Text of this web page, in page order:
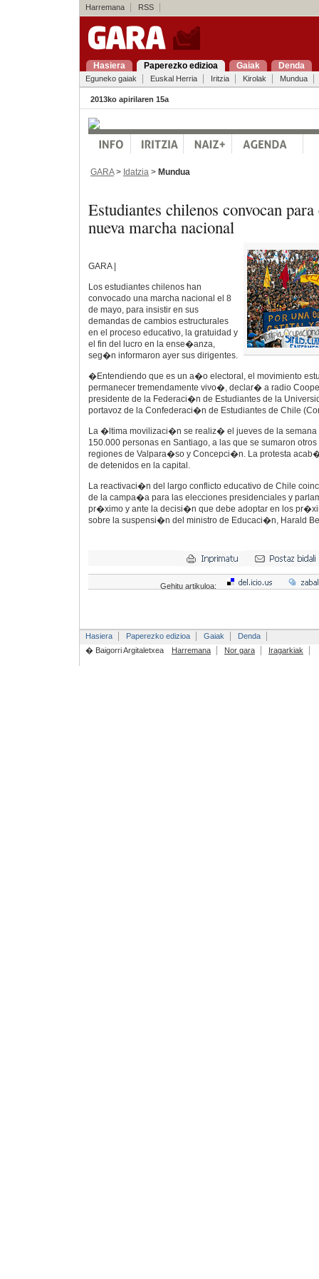
Harremana RSS
Hasiera Paperezko edizioa Gaiak Denda
Eguneko gaiak Euskal Herria Iritzia Kirolak Mundua
2013ko apirilaren 15a
GARA> Idatzia > Mundua
Estudiantes chilenos convocan
nueva marcha nacional
GARA |
Los estudiantes chilenos han
convocado una marcha nacional el 8
de mayo, para insistir en sus
demandas de cambios estructurales
en el proceso educativo, la gratuidad y
el fin del lucro en la ense�anza,
seg�n informaron ayer sus dirigentes.
�Entendiendo que es un a�o electoral, el movimiento
permanecer tremendamente vivo�, declar� a radio
presidente de la Federaci�n de Estudiantes de la
portavoz de la Confederaci�n de Estudiantes de Chile
La �ltima movilizaci�n se realiz� el jueves de la
150.000 personas en Santiago, a las que se sumaron
regiones de Valpara�so y Concepci�n. La protesta
de detenidos en la capital.
La reactivaci�n del largo conflicto educativo de Chile
de la campa�a para las elecciones presidenciales y
pr�ximo y ante la decisi�n que debe adoptar en los
sobre la suspensi�n del ministro de Educaci�n, Harald
Gehitu artikuloa:
Hasiera Paperezko edizioa Gaiak
Denda
� Baigorri Argitaletxea
Harremana Nor gara Iragarkiak